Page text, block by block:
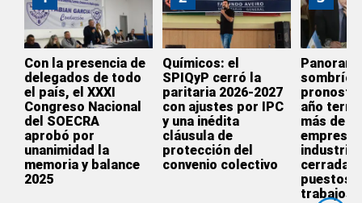
Con la presencia de
delegados de todo
el país, el XXXI
Congreso Nacional
del SOECRA
aprobó por
unanimidad la
memoria y balance
2025
Químicos: el
SPIQyP cerró la
paritaria 2026-2027
con ajustes por IPC
y una inédita
cláusula de
protección del
convenio colectivo
sombrío:
año
más de
empresas
cerradas
puestos
trabajos